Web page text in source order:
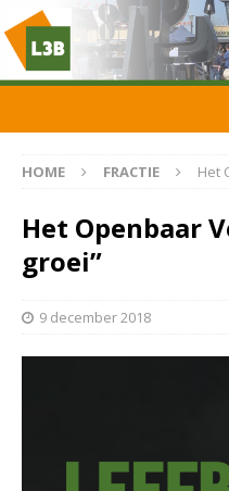
HOME FRACTIE Het
Het Openbaar
groei”
9 december 2018